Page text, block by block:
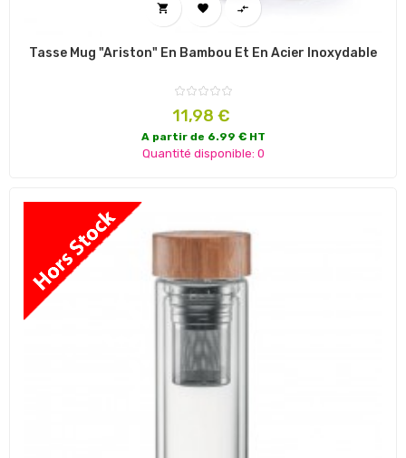
  
Tasse Mug "Ariston" En Bambou Et En Acier Inoxydable
Prix
11,98 €
A partir de 6.99 € HT
Quantité disponible: 0